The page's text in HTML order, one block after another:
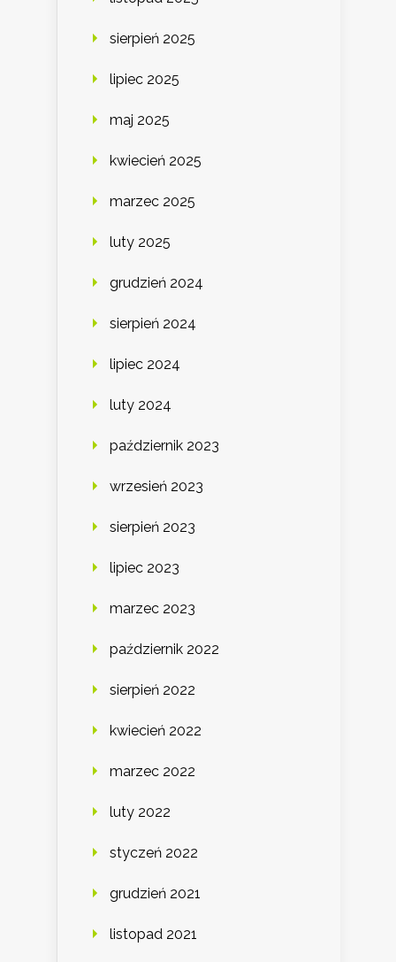
sierpień 2025
lipiec 2025
maj 2025
kwiecień 2025
marzec 2025
luty 2025
grudzień 2024
sierpień 2024
lipiec 2024
luty 2024
październik 2023
wrzesień 2023
sierpień 2023
lipiec 2023
marzec 2023
październik 2022
sierpień 2022
kwiecień 2022
marzec 2022
luty 2022
styczeń 2022
grudzień 2021
listopad 2021